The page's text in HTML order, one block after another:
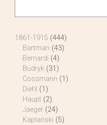
1861-1915 (444)
Bartman (43)
Bernardi (4)
Budryk (31)
Cossmann (1)
Diehl (1)
Haupt (2)
Jaeger (24)
Kapłański (5)